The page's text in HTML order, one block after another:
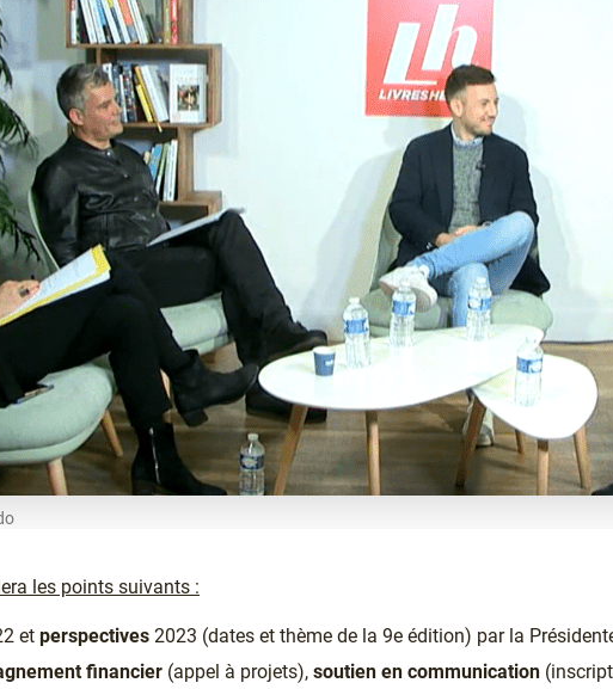
les points suivants :
et perspectives 2023 (dates et thème de la 9e édition) par la
financier (appel à projets), soutien en communication